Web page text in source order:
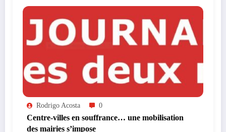
Rodrigo Acosta 0
Centre-villes en souffrance… une mobilisation
des mairies s’impose